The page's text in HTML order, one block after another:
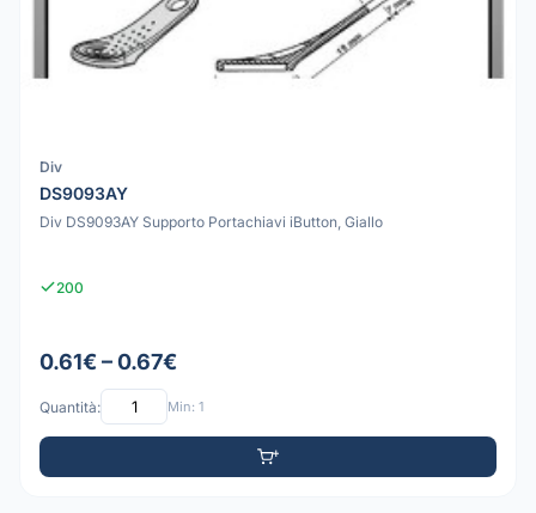
Div
DS9093AY
Div DS9093AY Supporto Portachiavi iButton, Giallo
200
0.61€ – 0.67€
Quantità: Min: 1